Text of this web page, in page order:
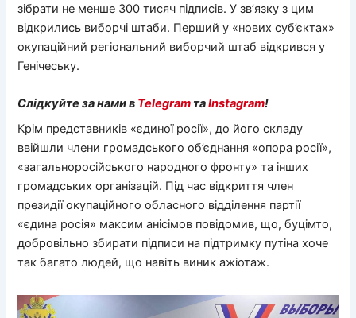
зібрати не менше 300 тисяч підписів. У зв’язку з цим
відкрились виборчі штаби. Перший у «нових суб’єктах»
окупаційний регіональний виборчий штаб відкрився у
Генічеську.
Слідкуйте за нами в Telegram таInstagram!
Крім представників «єдиної росії», до його складу
ввійшли члени громадського об’єднання «опора росії»,
«загальноросійського народного фронту» та інших
громадських організацій. Під час відкриття член
президії окупаційного обласного відділення партії
«єдина росія» максим анісімов повідомив, що, буцімто,
добровільно збирати підписи на підтримку путіна хоче
так багато людей, що навіть виник ажіотаж.